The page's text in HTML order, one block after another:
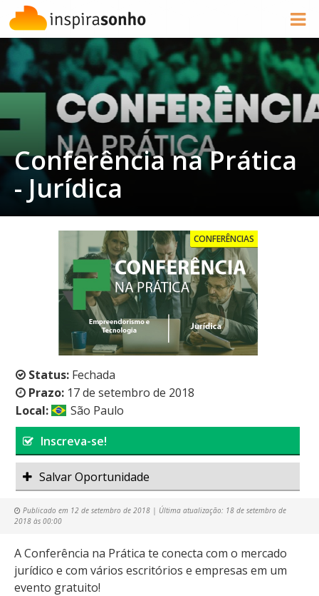
Conferência na Prática
- Jurídica
CONFERÊNCIAS
Status: Fechada
Prazo: 17 de setembro de 2018
Local:
São Paulo
Inscreva-se!
Salvar Oportunidade
Publicado em 12 de setembro de 2018 | Última atualização: 18 de setembro de
2018 às 00:00
A Conferência na Prática te conecta com o mercado
jurídico e com vários escritórios e empresas em um
evento gratuito!